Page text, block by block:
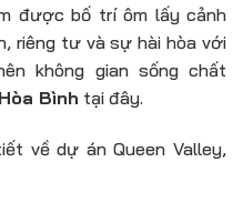
được bố trí ôm lấy cảnh
riêng tư và sự hài hòa với
không gian sống chất
Bình tại đây.
về dự án Queen Valley,